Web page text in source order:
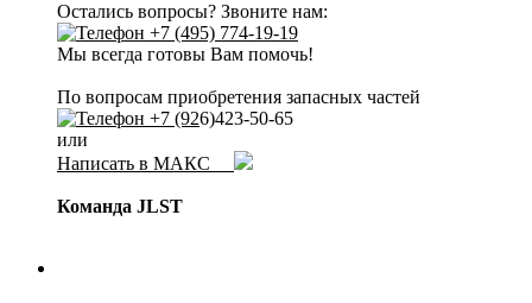
Остались вопросы? Звоните нам:
+7 (495) 774-19-19
Мы всегда готовы Вам помочь!
По вопросам приобретения запасных частей
+7 (926)423-50-65
или
Написать в МАКС
Команда JLST